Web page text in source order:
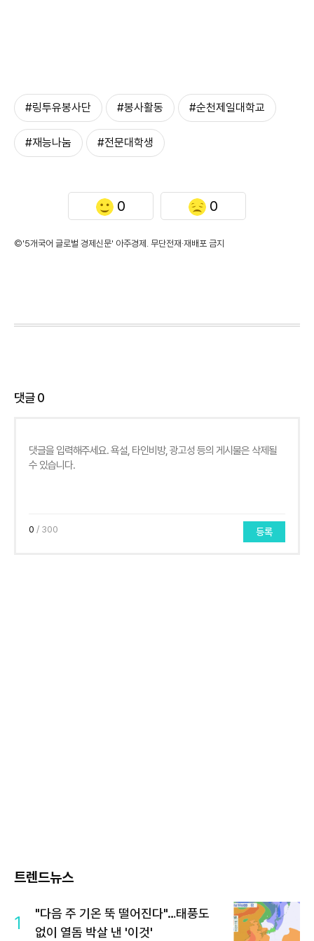
#링투유봉사단 #봉사활동 #순천제일대학교
#재능나눔 #전문대학생
0 0
©'5개국어 글로벌 경제신문' 아주경제. 무단전재·재배포 금지
댓글0
0 / 300 등록
트렌드뉴스
1
"다음 주 기온 뚝 떨어진다"…태풍도
없이 열돔 박살 낸 '이것'